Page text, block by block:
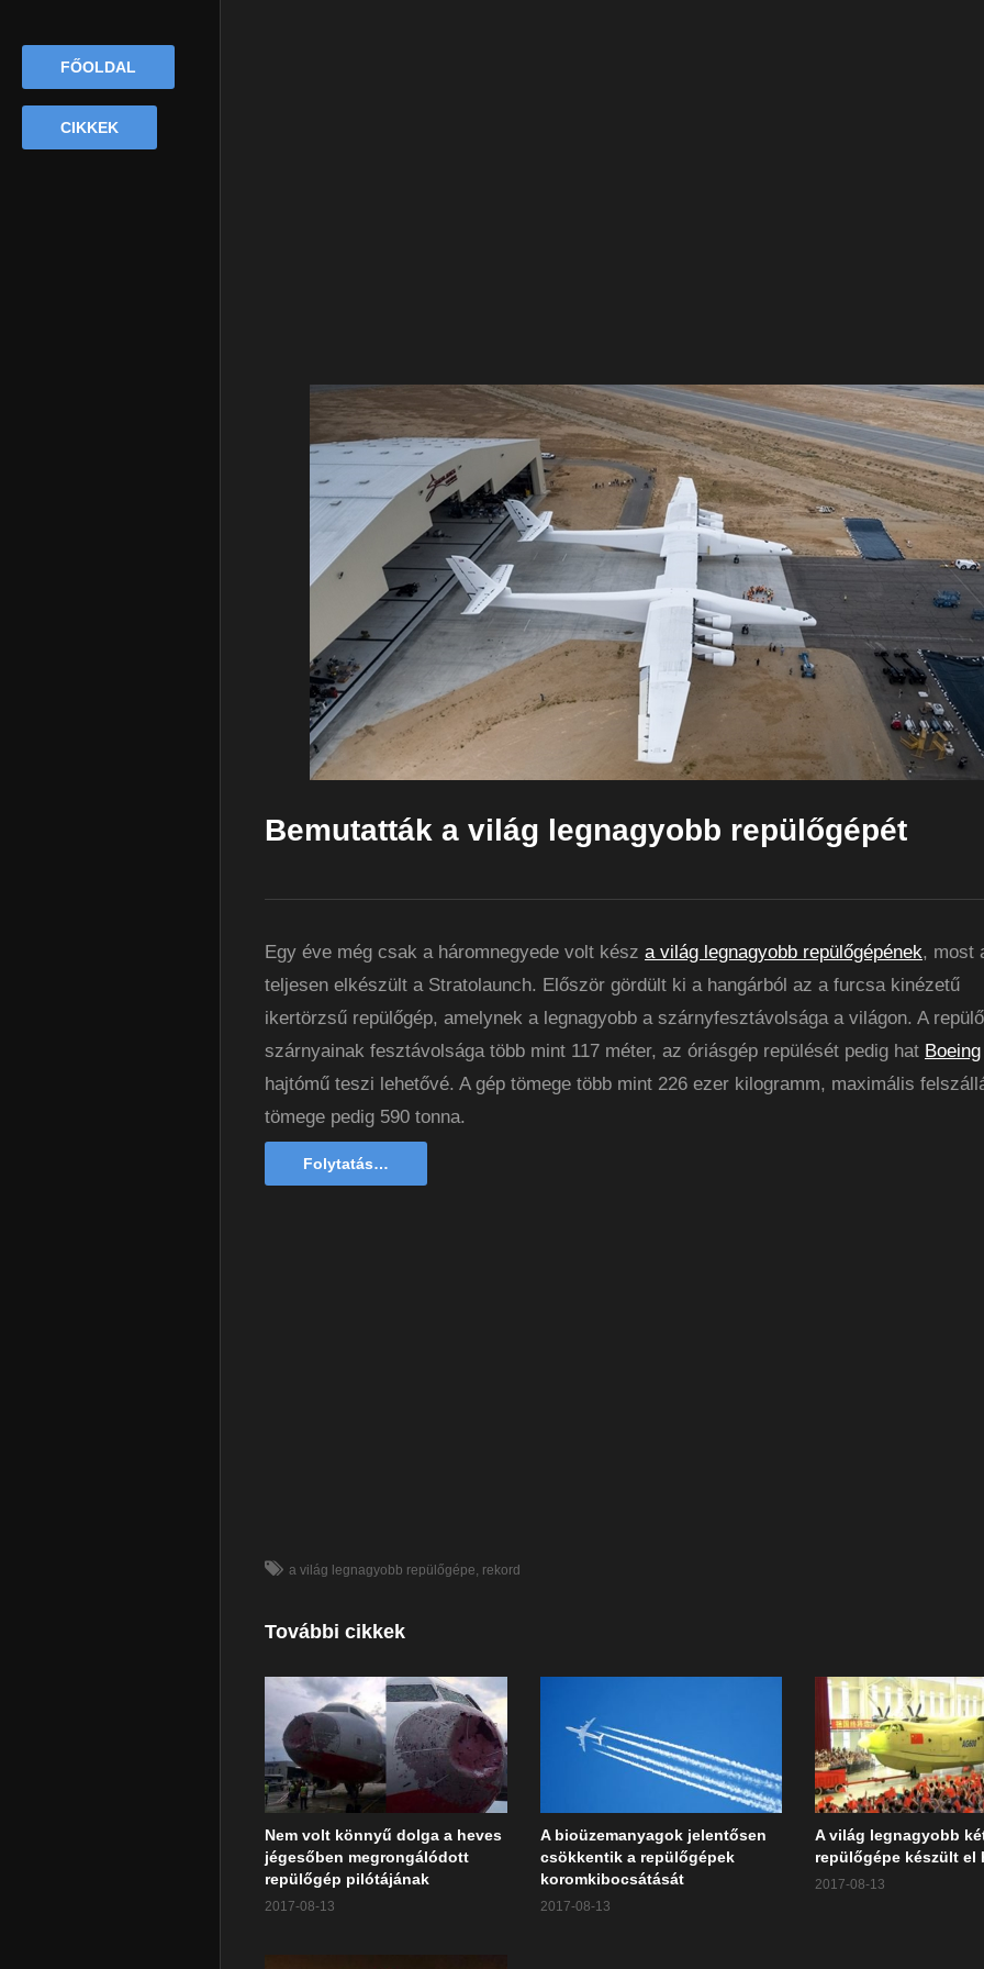
FŐOLDAL
CIKKEK
Bemutatták a világ legnagyobb repülőgépét
Egy éve még csak a háromnegyede volt kész a világ legnagyobb repülőgépének, most
teljesen elkészült a Stratolaunch. Először gördült ki a hangárból az a furcsa kinézetű
ikertörzsű repülőgép, amelynek a legnagyobb a szárnyfesztávolsága a világon. A
szárnyainak fesztávolsága több mint 117 méter, az óriásgép repülését pedig hat Boeing
hajtómű teszi lehetővé. A gép tömege több mint 226 ezer kilogramm, maximális
tömege pedig 590 tonna.
Folytatás…
a világ legnagyobb repülőgépe rekord
További cikkek
Nem volt könnyű dolga a heves
jégesőben megrongálódott
repülőgép pilótájának
2017-08-13
A bioüzemanyagok jelentősen
csökkentik a repülőgépek
koromkibocsátását
2017-08-13
A világ legnagyobb
repülőgépe készült el
2017-08-13